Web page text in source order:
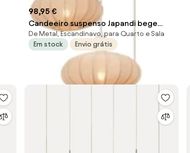
98,95 €
Candeeiro suspenso Japandi bege
com abajur de tecido 3 luzes - Bida
De Metal, Escandinavo, para Quarto e Sala
Em stock
Envio grátis